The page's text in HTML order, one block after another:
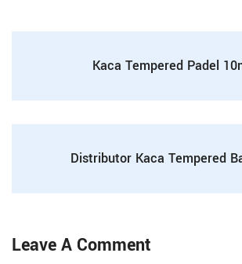
Kaca Tempered Padel
Distributor Kaca Tempered
Leave A Comment